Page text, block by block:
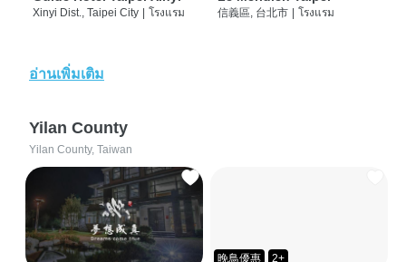
Xinyi Dist., Taipei City | โรงแรม 信義區, 台北市 | โรงแรม
อ่านเพิ่มเติม
Yilan County
Yilan County, Taiwan
晚鳥優惠 2+